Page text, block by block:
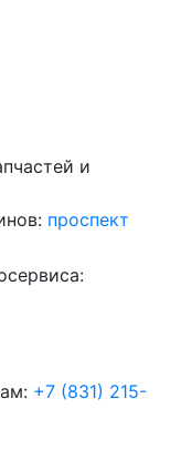
и
проспект
+7 (831) 215-